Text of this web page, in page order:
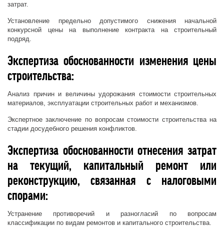
затрат.
Установление предельно допустимого снижения начальной
конкурсной цены на выполнение контракта на строительный
подряд.
Экспертиза обоснованности изменения цены
строительства:
Анализ причин и величины удорожания стоимости строительных
материалов, эксплуатации строительных работ и механизмов.
Экспертное заключение по вопросам стоимости строительства на
стадии досудебного решения конфликтов.
Экспертиза обоснованности отнесения затрат
на текущий, капитальный ремонт или
реконструкцию, связанная с налоговыми
спорами:
Устранение противоречий и разногласий по вопросам
классификации по видам ремонтов и капитального строительства.